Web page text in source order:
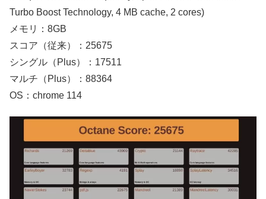
Turbo Boost Technology, 4 MB cache, 2 cores)
メモリ：8GB
スコア（従来）：25675
シングル（Plus）：17511
マルチ（Plus）：88364
OS：chrome 114